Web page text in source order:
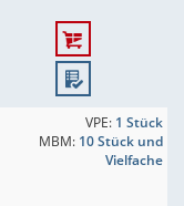
VPE: 1 Stück
MBM: 10 Stück und
Vielfache